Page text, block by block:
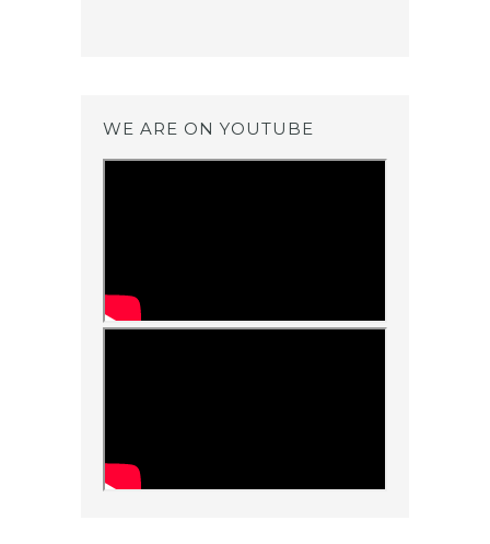
WE ARE ON YOUTUBE